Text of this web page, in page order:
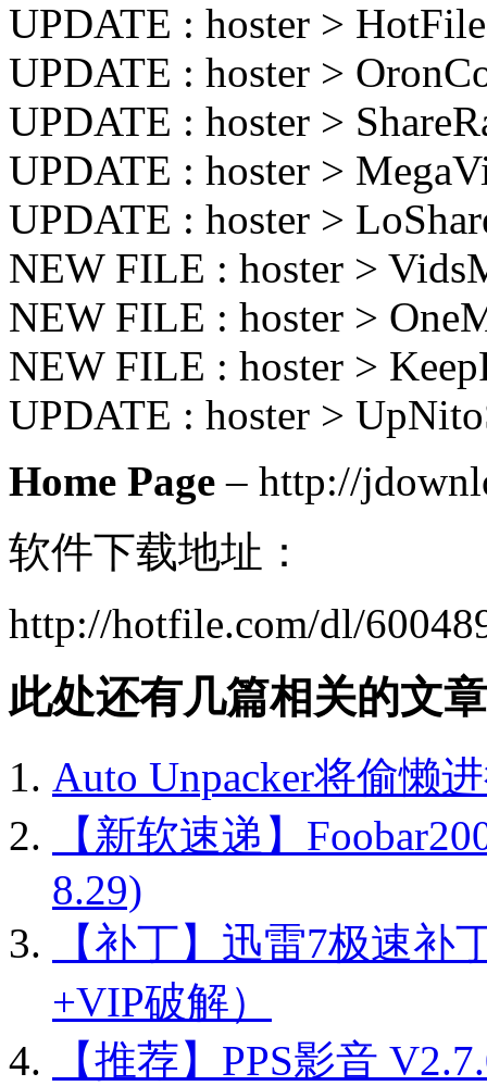
UPDATE : hoster >
UPDATE : hoster >
UPDATE : hoster >
UPDATE : hoster >
UPDATE : hoster >
NEW FILE : hoster >
NEW FILE : hoster >
NEW FILE : hoster >
UPDATE : hoster >
Home Page – http://
软件下载地址：
http://hotfile.com/dl/
此处还有几篇相关的文
Auto Unpacker将偷懒
【新软速递】
8.29)
【补丁】迅雷7极速补
+VIP破解）
【推荐】PPS影音